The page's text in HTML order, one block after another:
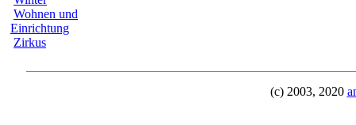
Wohnen und
Einrichtung
Zirkus
(c) 2003, 2020